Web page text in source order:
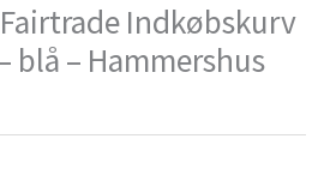
Indkøbskurv
blå – Hammershus